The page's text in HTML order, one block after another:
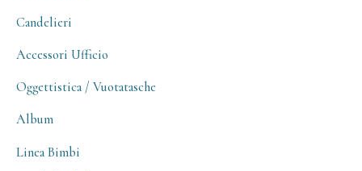
Candelieri
Accessori Ufficio
Oggettistica / Vuotatasche
Album
Linea Bimbi